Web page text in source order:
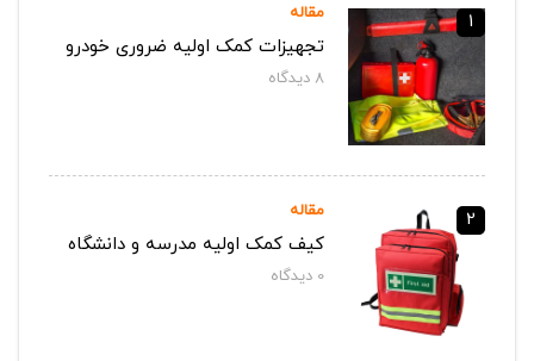
مقاله
تجهیزات کمک اولیه ضروری خودرو
8دیدگاه‌
2 مقاله
کیف کمک اولیه مدرسه و دانشگاه
0دیدگاه‌